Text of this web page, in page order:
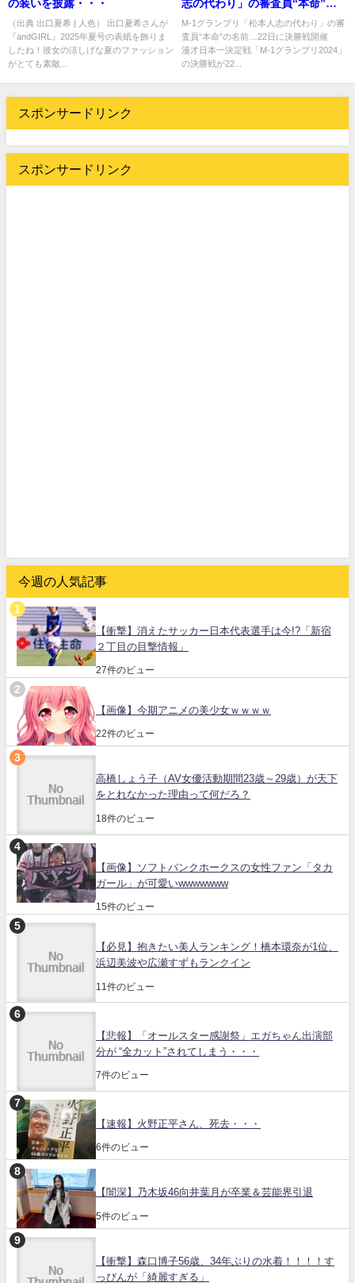
の装いを披露・・・
（出典 出口夏希 | 人色） 出口夏希さんが
『andGIRL』2025年夏号の表紙を飾りま
したね！彼女の涼しげな夏のファッション
がとても素敵...
志の代わり」の審査員“本命”の
名前… 22日に決勝戦開催
M-1グランプリ「松本人志の代わり」の審
査員“本命”の名前…22日に決勝戦開催
漫才日本一決定戦「M-1グランプリ2024」
の決勝戦が22...
スポンサードリンク
スポンサードリンク
今週の人気記事
【衝撃】消えたサッカー日本代表選手は今!?「新宿
２丁目の目撃情報」
27件のビュー
【画像】今期アニメの美少女ｗｗｗｗ
22件のビュー
高橋しょう子（AV女優活動期間23歳～29歳）が天下
をとれなかった理由って何だろ？
18件のビュー
【画像】ソフトバンクホークスの女性ファン「タカ
ガール」が可愛いwwwwwww
15件のビュー
【必見】抱きたい美人ランキング！橋本環奈が1位、
浜辺美波や広瀬すずもランクイン
11件のビュー
【悲報】「オールスター感謝祭」エガちゃん出演部
分が “全カット”されてしまう・・・
7件のビュー
【速報】火野正平さん、死去・・・
6件のビュー
【闇深】乃木坂46向井葉月が卒業＆芸能界引退
5件のビュー
【衝撃】森口博子56歳、34年ぶりの水着！！！！す
っぴんが「綺麗すぎる」